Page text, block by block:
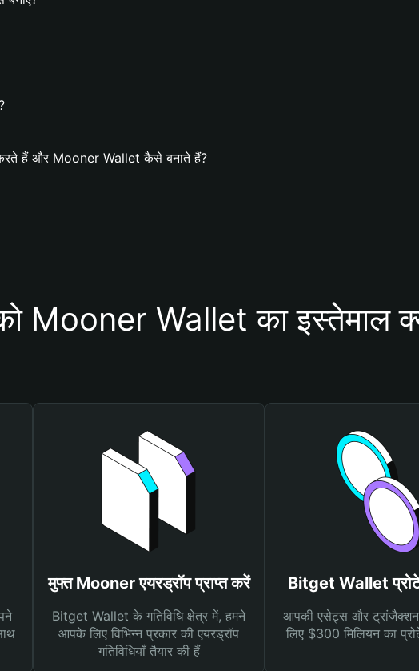
हैं और Mooner Wallet कैसे बनाते हैं?
Mooner Wallet का इस्तेमाल
मुफ्त Mooner एयरड्रॉप प्राप्त करें
Bitget Wallet के गतिविधि क्षेत्र में, हमने
आपके लिए विभिन्न प्रकार की एयरड्रॉप
गतिविधियाँ तैयार की हैं
Bitget Wallet
आपकी एसेट्स और ट्रांजैक्शन
लिए $300 मिलियन का